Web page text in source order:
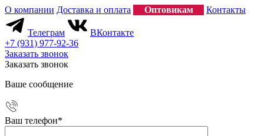
О компании Доставка и оплата Оптовикам Контакты
Телеграм
ВКонтакте
+7 (931) 977-92-36
Заказать звонок
Заказать звонок
Ваше сообщение
Ваш телефон*